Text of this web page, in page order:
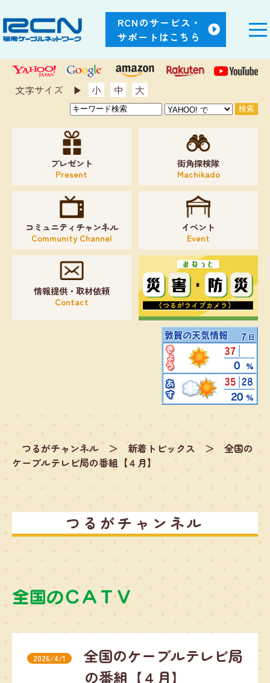
RCNのサービス・
サポートはこちら
文字サイズ ▶︎ 小 中 大
プレゼント
Present
街角探検隊
Machikado
コミュニティチャンネル
Community Channel
イベント
Event
情報提供・取材依頼
Contact
つるがチャンネル ＞ 新着トピックス ＞
全国の
ケーブルテレビ局の番組【４月】
つるがチャンネル
2026/4/1
全国のケーブルテレビ局
の番組【４月】